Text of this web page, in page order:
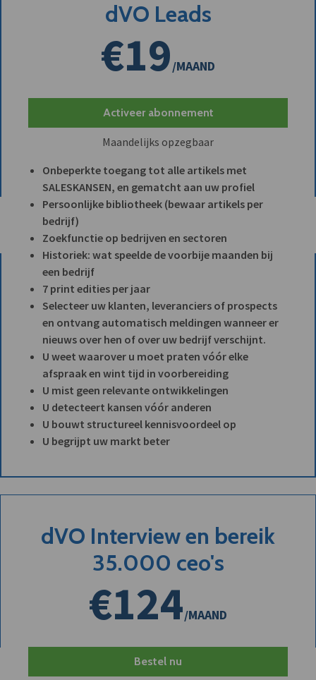
dVO Leads
€19/MAAND
Activeer abonnement
Maandelijks opzegbaar
Onbeperkte toegang tot alle artikels met
SALESKANSEN, en gematcht aan uw profiel
Persoonlijke bibliotheek (bewaar artikels per
bedrijf)
Zoekfunctie op bedrijven en sectoren
Historiek: wat speelde de voorbije maanden bij
een bedrijf
7 print edities per jaar
Selecteer uw klanten, leveranciers of prospects
en ontvang automatisch meldingen wanneer er
nieuws over hen of over uw bedrijf verschijnt.
U weet waarover u moet praten vóór elke
afspraak en wint tijd in voorbereiding
U mist geen relevante ontwikkelingen
U detecteert kansen vóór anderen
U bouwt structureel kennisvoordeel op
U begrijpt uw markt beter
dVO Interview en bereik
35.000 ceo's
€124/MAAND
Bestel nu